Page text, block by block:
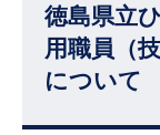
徳島県立
用職員（
について